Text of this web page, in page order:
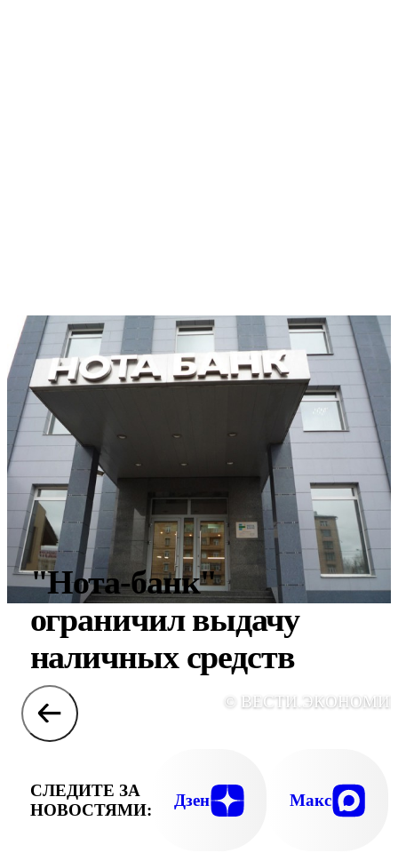
"Нота-банк"
ограничил выдачу
наличных средств
©
СЛЕДИТЕ ЗА
НОВОСТЯМИ:
Дзен Макс